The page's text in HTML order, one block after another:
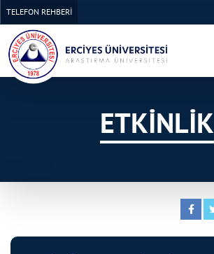
TELEFON REHBERİ
ETKİNLİK